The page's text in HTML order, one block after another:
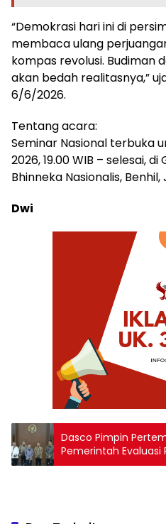
“Demokrasi hari ini di
membaca ulang
kompas revolusi. Budiman
akan bedah realitasnya,”
6/6/2026.
Tentang acara:
Seminar Nasional terbuka
2026, 19.00 WIB – selesai,
Bhinneka Nasionalis,
Dwi
Dasco Pimpin
Pemerintah Evaluasi
Ekonomi